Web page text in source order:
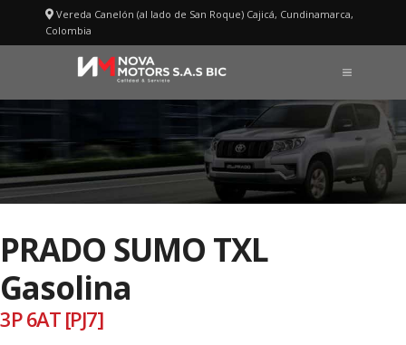
Vereda Canelón (al lado de San Roque) Cajicá, Cundinamarca,
Colombia
MENÚ
PRADO SUMO TXL
Gasolina
3P 6AT [PJ7]